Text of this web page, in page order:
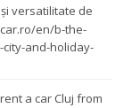
versatilitate de
en/b-the-
and-holiday-
a car Cluj from